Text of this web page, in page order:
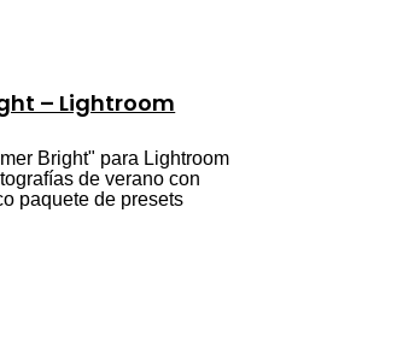
– Lightroom
Bright" para Lightroom
de verano con
paquete de presets